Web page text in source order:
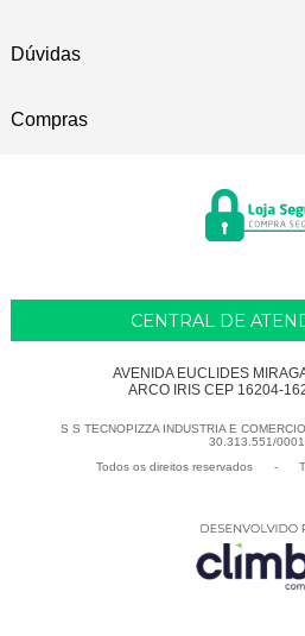
Dúvidas
Compras
CENTRAL DE
AVENIDA EUCLIDES
ARCO IRIS CEP 16204-
S S TECNOPIZZA INDUSTRIA E
30.313.551/
Todos os direitos reservados
-